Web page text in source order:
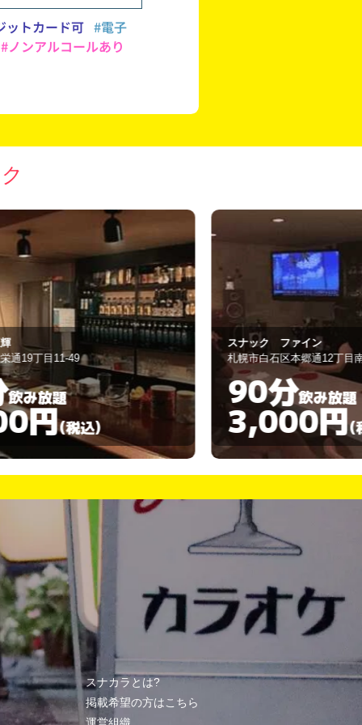
ットカード可 #電子
ノンアルコールあり
ック ファイン
市白石区本郷通12丁目南4-18
分飲み放題
円(税込)
ひとみ
札幌市厚別区厚
120
スナカラとは?
掲載希望の方はこちら